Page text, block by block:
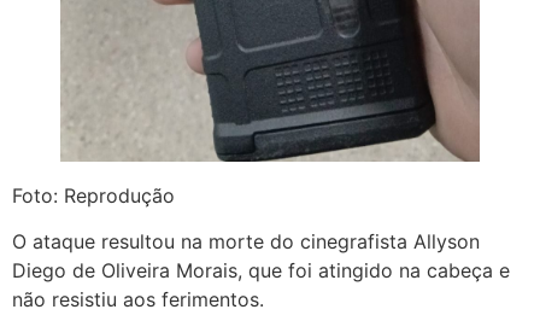
Foto: Reprodução
O ataque resultou na morte do cinegrafista Allyson
Diego de Oliveira Morais, que foi atingido na cabeça e
não resistiu aos ferimentos.